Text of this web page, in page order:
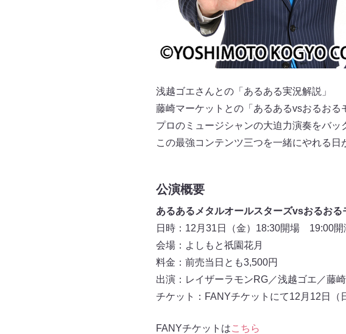
浅越ゴエさんとの「あるある実況解説」
藤崎マーケットとの「あるあるvsおるおる
プロのミュージシャンの大迫力演奏をバ
この最強コンテンツ三つを一緒にやれる
公演概要
あるあるメタルオールスターズvsおるお
日時：12月31日（金）18:30開場 19:00
会場：よしもと祇園花月
料金：前売当日とも3,500円
出演：レイザーラモンRG／浅越ゴエ／藤
チケット：FANYチケットにて12月12日（
FANYチケットはこちら